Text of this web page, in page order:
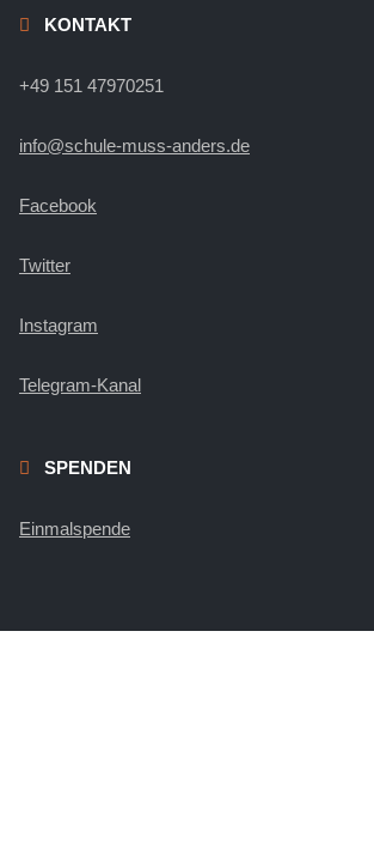
KONTAKT
+49 151 47970251
info@schule-muss-anders.de
Facebook
Twitter
Instagram
Telegram-Kanal
SPENDEN
Einmalspende